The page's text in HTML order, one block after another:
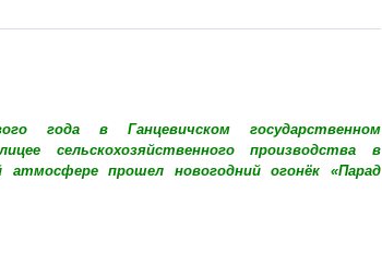
года в Ганцевичском государственном
сельскохозяйственного производства в
атмосфере прошел новогодний огонёк «Парад